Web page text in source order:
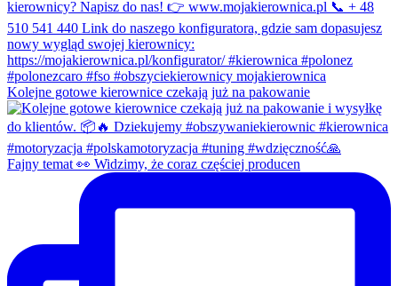
Kolejne gotowe kierownice czekają już na pakowanie
Fajny temat 👀 Widzimy, że coraz częściej producen